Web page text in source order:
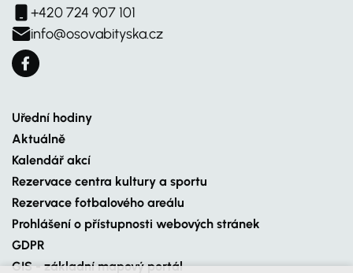
+420 724 907 101
info@osovabityska.cz
Uřední hodiny
Aktuálně
Kalendář akcí
Rezervace centra kultury a sportu
Rezervace fotbalového areálu
Prohlášení o přístupnosti webových stránek
GDPR
GIS - základní mapový portál